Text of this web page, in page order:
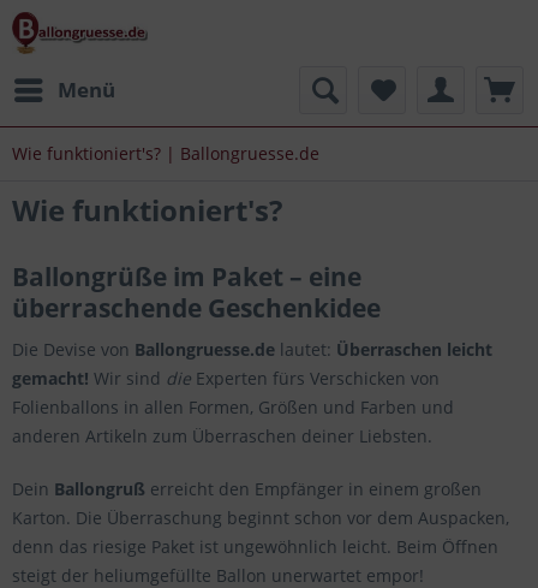
Menü
Wie funktioniert's? | Ballongruesse.de
Wie funktioniert's?
Ballongrüße im Paket – eine
überraschende Geschenkidee
Die Devise von Ballongruesse.de lautet: Überraschen leicht
gemacht! Wir sind die Experten fürs Verschicken von
Folienballons in allen Formen, Größen und Farben und
anderen Artikeln zum Überraschen deiner Liebsten.
Dein Ballongruß erreicht den Empfänger in einem großen
Karton. Die Überraschung beginnt schon vor dem Auspacken,
denn das riesige Paket ist ungewöhnlich leicht. Beim Öffnen
steigt der heliumgefüllte Ballon unerwartet empor!